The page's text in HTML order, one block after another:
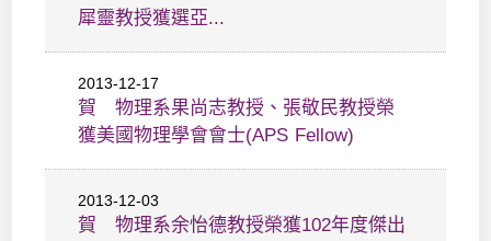
犀靈教授獲選亞...
2013-12-17
賀 物理系果尚志教授、張敬民教授榮
獲美國物理學會會士(APS Fellow)
2013-12-03
賀 物理系余怡德教授榮獲102年度傑出